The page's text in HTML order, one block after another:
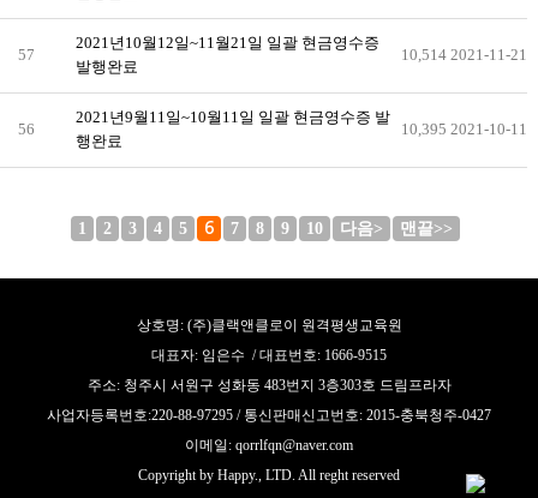
57
2021년10월12일~11월21일 일괄 현금영수증
발행완료
10,514 2021-11-21
56
2021년9월11일~10월11일 일괄 현금영수증 발
행완료
10,395 2021-10-11
1 2 3 4 5 6 7 8 9 10 다음> 맨끝>>
상호명: (주)클랙앤클로이 원격평생교육원
대표자: 임은수 / 대표번호: 1666-9515
주소: 청주시 서원구 성화동 483번지 3층303호 드림프라자
사업자등록번호:220-88-97295 / 통신판매신고번호: 2015-충북청주-0427
이메일: qorrlfqn@naver.com
Copyright by Happy., LTD. All reght reserved